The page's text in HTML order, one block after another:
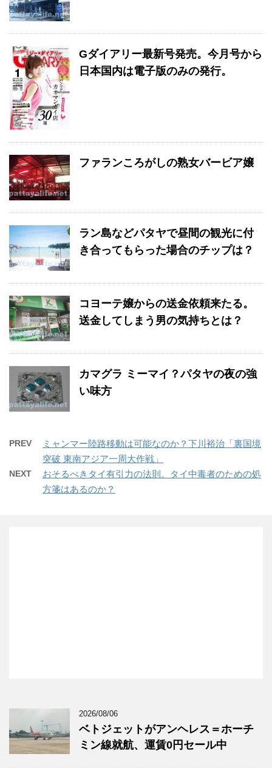
Gダイアリー最新号発売。今月号から
日本国内は電子版のみの発行。
ファランころがしの熟女バービア嬢
ラン島などパタヤで昼間の観光に付
き合ってもらった場合のチップは？
コヨーテ嬢からの送金依頼来たる。
送金してしまう男の気持ちとは？
カマグラ ミーマイ？パタヤの夜の強
い味方
PREV
ミャンマー陸路移動は可能なのか？下川裕治「裏国境
突破 東南アジア一周大作戦」
NEXT
おそるべきタイ有引力の法則。タイ中毒者のための処
方箋はあるのか？
2026/08/06
ベトジェットがアンヘレス＝ホーチ
ミン線就航、運賃0円セール中